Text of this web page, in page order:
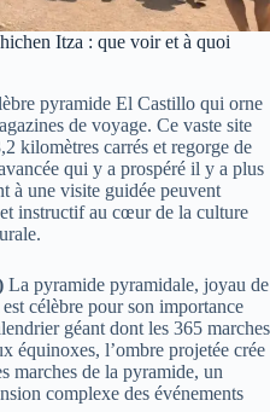
Itza : que voir et à quoi
pyramide El Castillo qui orne
de voyage. Ce vaste site
kilomètres carrés et regorge de
qui y a prospéré il y a plus
à une visite guidée peuvent
instructif au cœur de la culture
La pyramide pyramidale, joyau de
célèbre pour son importance
géant dont les 365 marches
équinoxes, l’ombre projetée crée
marches de la pyramide, un
complexe des événements